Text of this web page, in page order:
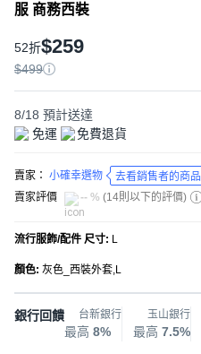
服 商務西裝
52折$259
$499
8/18 預計送達
免運
免費退貨
賣家： 小確幸選物
去看銷售者的商品
賣家評價
-- % (14則以下的評價)
流行服飾/配件 尺寸: L
顏色: 灰色_西裝外套,L
銀行回饋 台新銀行
最高 8%
玉山銀行
最高 7.5%